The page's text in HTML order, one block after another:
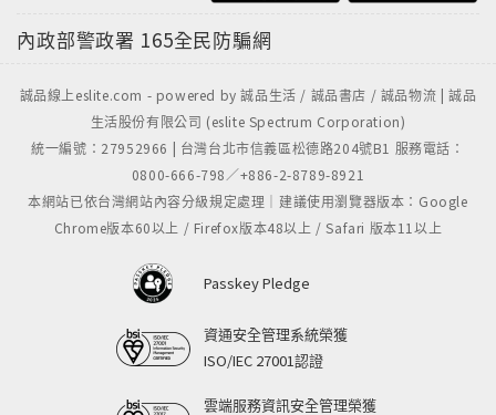
內政部警政署 165全民防騙網
誠品線上eslite.com - powered by 誠品生活 / 誠品書店 / 誠品物流 | 誠品
生活股份有限公司 (eslite Spectrum Corporation)
統一編號：27952966 | 台灣台北市信義區松德路204號B1 服務電話：
0800-666-798／+886-2-8789-8921
本網站已依台灣網站內容分級規定處理｜建議使用瀏覽器版本：Google
Chrome版本60以上 / Firefox版本48以上 / Safari 版本11以上
Passkey Pledge
資通安全管理系統榮獲
ISO/IEC 27001認證
雲端服務資訊安全管理榮獲